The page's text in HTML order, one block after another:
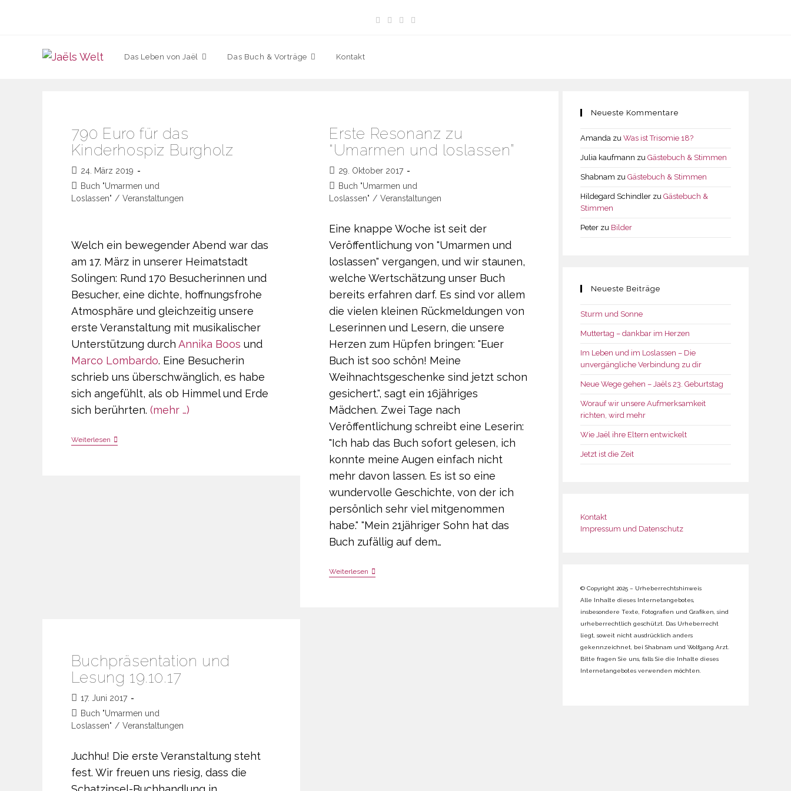
Das Leben von Jaël Das Buch & Vorträge Kontakt
790 Euro für das
Kinderhospiz Burgholz
Beitrag
veröffentlicht:
24. März 2019
Beitrags-
Kategorie:
Buch "Umarmen und
Loslassen" / Veranstaltungen
Welch ein bewegender Abend war das
am 17. März in unserer Heimatstadt
Solingen: Rund 170 Besucherinnen und
Besucher, eine dichte, hoffnungsfrohe
Atmosphäre und gleichzeitig unsere
erste Veranstaltung mit musikalischer
Unterstützung durch Annika Boos und
Marco Lombardo. Eine Besucherin
schrieb uns überschwänglich, es habe
sich angefühlt, als ob Himmel und Erde
sich berührten. (mehr …)
Weiterlesen790
Erste Resonanz zu
“Umarmen und loslassen”
Beitrag
veröffentlicht:
29. Oktober 2017
Beitrags-
Kategorie:
Buch "Umarmen und
Loslassen" / Veranstaltungen
Eine knappe Woche ist seit der
Veröffentlichung von "Umarmen und
loslassen" vergangen, und wir staunen,
welche Wertschätzung unser Buch
bereits erfahren darf. Es sind vor allem
die vielen kleinen Rückmeldungen von
Leserinnen und Lesern, die unsere
Herzen zum Hüpfen bringen: "Euer
Buch ist soo schön! Meine
Weihnachtsgeschenke sind jetzt schon
gesichert.", sagt ein 16jähriges
Mädchen. Zwei Tage nach
Veröffentlichung schreibt eine Leserin:
"Ich hab das Buch sofort gelesen, ich
konnte meine Augen einfach nicht
mehr davon lassen. Es ist so eine
wundervolle Geschichte, von der ich
persönlich sehr viel mitgenommen
habe." "Mein 21jähriger Sohn hat das
Buch zufällig auf dem…
Weiterlesen Erste
Buchpräsentation und
Lesung 19.10.17
Beitrag
veröffentlicht:
17. Juni 2017
Beitrags-
Kategorie:
Buch "Umarmen und
Loslassen" / Veranstaltungen
Juchhu! Die erste Veranstaltung steht
fest. Wir freuen uns riesig, dass die
Neueste Kommentare
Amanda zu Was ist Trisomie 18?
Julia kaufmann zu Gästebuch & Stimmen
Shabnam zu Gästebuch & Stimmen
Hildegard Schindler zu Gästebuch &
Stimmen
Peter zu Bilder
Neueste Beiträge
Sturm und Sonne
Muttertag – dankbar im Herzen
Im Leben und im Loslassen – Die
unvergängliche Verbindung zu dir
Neue Wege gehen – Jaëls 23. Geburtstag
Worauf wir unsere Aufmerksamkeit
richten, wird mehr
Wie Jaël ihre Eltern entwickelt
Jetzt ist die Zeit
Kontakt
Impressum und Datenschutz
© Copyright 2025 – Urheberrechtshinweis
Alle Inhalte dieses Internetangebotes,
insbesondere Texte, Fotografien und Grafiken, sind
urheberrechtlich geschützt. Das Urheberrecht
liegt, soweit nicht ausdrücklich anders
gekennzeichnet, bei Shabnam und Wolfgang Arzt.
Bitte fragen Sie uns, falls Sie die Inhalte dieses
Internetangebotes verwenden möchten.